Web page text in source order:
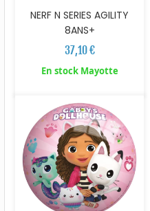
NERF N SERIES AGILITY
8ANS+
37,10 €
En stock Mayotte